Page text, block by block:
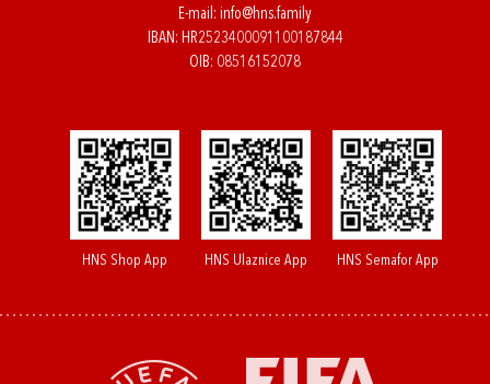
E-mail: info@hns.family
IBAN: HR2523400091100187844
OIB: 08516152078
HNS Shop App HNS Ulaznice App HNS Semafor App